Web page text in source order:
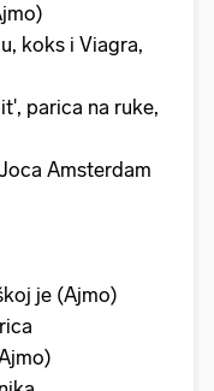
koks i Viagra,
parica na ruke,
Amsterdam
je (Ajmo)